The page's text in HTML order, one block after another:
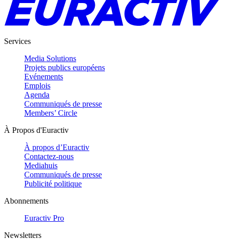
Services
Media Solutions
Projets publics européens
Evénements
Emplois
Agenda
Communiqués de presse
Members’ Circle
À Propos d'Euractiv
À propos d’Euractiv
Contactez-nous
Mediahuis
Communiqués de presse
Publicité politique
Abonnements
Euractiv Pro
Newsletters